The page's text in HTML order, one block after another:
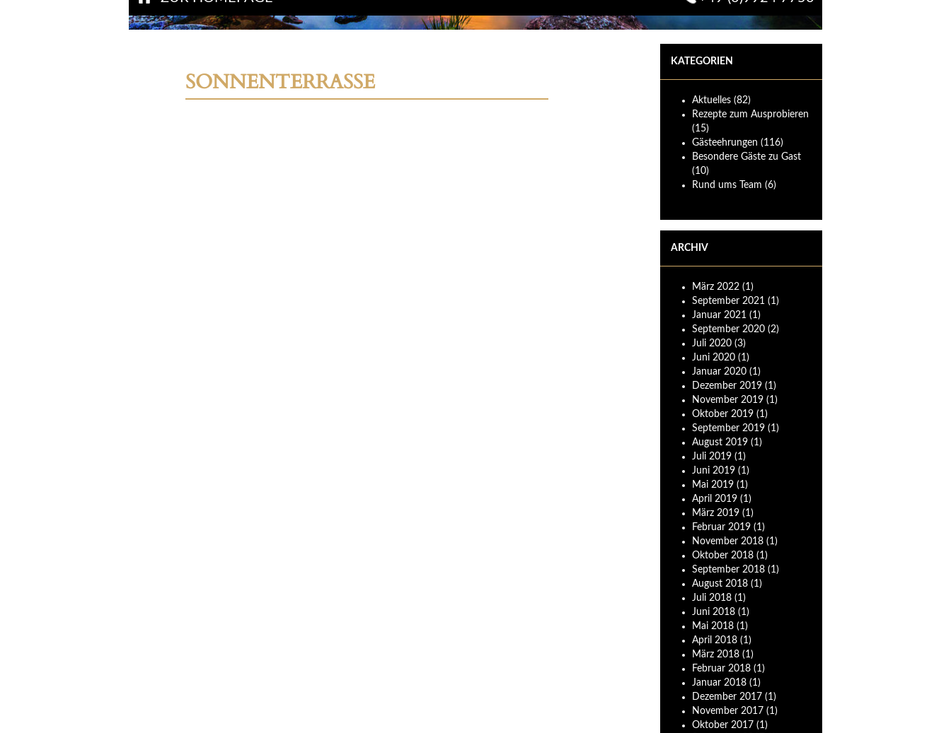
SONNENTERRASSE
KATEGORIEN
Aktuelles (82)
Rezepte zum Ausprobieren
(15)
Gästeehrungen (116)
Besondere Gäste zu Gast
(10)
Rund ums Team (6)
ARCHIV
März 2022 (1)
September 2021 (1)
Januar 2021 (1)
September 2020 (2)
Juli 2020 (3)
Juni 2020 (1)
Januar 2020 (1)
Dezember 2019 (1)
November 2019 (1)
Oktober 2019 (1)
September 2019 (1)
August 2019 (1)
Juli 2019 (1)
Juni 2019 (1)
Mai 2019 (1)
April 2019 (1)
März 2019 (1)
Februar 2019 (1)
November 2018 (1)
Oktober 2018 (1)
September 2018 (1)
August 2018 (1)
Juli 2018 (1)
Juni 2018 (1)
Mai 2018 (1)
April 2018 (1)
März 2018 (1)
Februar 2018 (1)
Januar 2018 (1)
Dezember 2017 (1)
November 2017 (1)
Oktober 2017 (1)